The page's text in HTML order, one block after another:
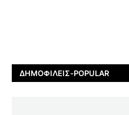
ΔΗΜΟΦΙΛΕΊΣ-POPULAR